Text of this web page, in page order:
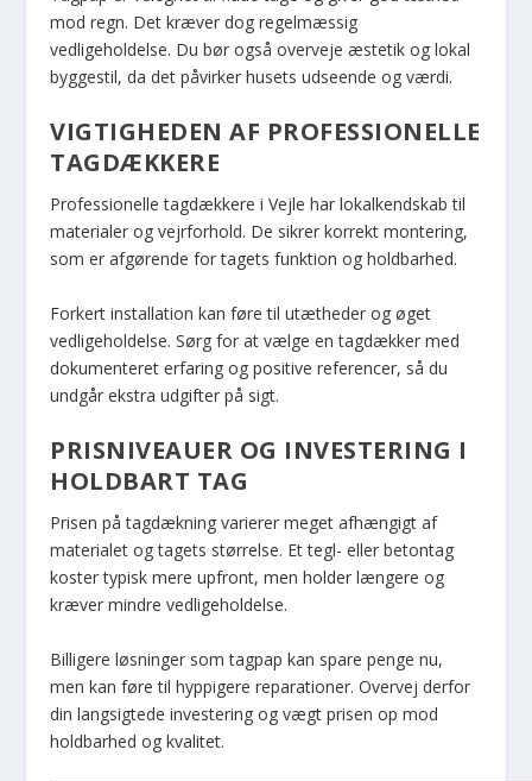
mod regn. Det kræver dog regelmæssig
vedligeholdelse. Du bør også overveje æstetik og lokal
byggestil, da det påvirker husets udseende og værdi.
VIGTIGHEDEN AF PROFESSIONELLE
TAGDÆKKERE
Professionelle tagdækkere i Vejle har lokalkendskab til
materialer og vejrforhold. De sikrer korrekt montering,
som er afgørende for tagets funktion og holdbarhed.
Forkert installation kan føre til utætheder og øget
vedligeholdelse. Sørg for at vælge en tagdækker med
dokumenteret erfaring og positive referencer, så du
undgår ekstra udgifter på sigt.
PRISNIVEAUER OG INVESTERING I
HOLDBART TAG
Prisen på tagdækning varierer meget afhængigt af
materialet og tagets størrelse. Et tegl- eller betontag
koster typisk mere upfront, men holder længere og
kræver mindre vedligeholdelse.
Billigere løsninger som tagpap kan spare penge nu,
men kan føre til hyppigere reparationer. Overvej derfor
din langsigtede investering og vægt prisen op mod
holdbarhed og kvalitet.